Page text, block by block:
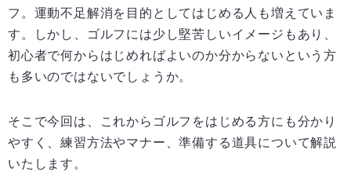
フ。運動不足解消を目的としてはじめる人も増えていま
す。しかし、ゴルフには少し堅苦しいイメージもあり、
初心者で何からはじめればよいのか分からないという方
も多いのではないでしょうか。
そこで今回は、これからゴルフをはじめる方にも分かり
やすく、練習方法やマナー、準備する道具について解説
いたします。